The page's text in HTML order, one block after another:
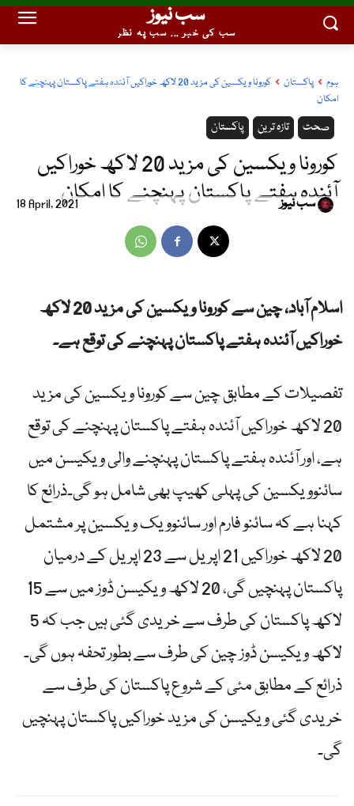
سب نیوز
سب کی خبر ... سب پہ نظر
ہوم پاکستان
کورونا ویکسین کی مزید 20 لاکھ خوراکیں آئندہ ہفتے پاکستان پہنچنے کا
امکان
پاکستان تازہ ترین صحت
کورونا ویکسین کی مزید 20 لاکھ خوراکیں
آئندہ ہفتے پاکستان پہنچنے کا امکان18 April, 2021 سب نیوز
اسلام آباد، چین سے کورونا ویکسین کی مزید 20 لاکھ
خوراکیں آئندہ ہفتے پاکستان پہنچنے کی توقع ہے۔
تفصیلات کے مطابق چین سے کورونا ویکسین کی مزید
20 لاکھ خوراکیں آئندہ ہفتے پاکستان پہنچنے کی توقع
ہے، اور آئندہ ہفتے پاکستان پہنچنے والی ویکیسن میں
سائنوویکسین کی پہلی کھیپ بھی شامل ہو گی۔ذرائع کا
کہنا ہے کہ سائنو فارم اور سائنوویک ویکسین پر مشتمل
20 لاکھ خوراکیں 21 اپریل سے 23 اپریل کے درمیان
پاکستان پہنچیں گی، 20 لاکھ ویکیسن ڈوز میں سے 15
لاکھ پاکستان کی طرف سے خریدی گئی ہیں جب کہ 5
لاکھ ویکیسن ڈوز چین کی طرف سے بطور تحفہ ہوں گی۔
ذرائع کے مطابق مئی کے شروع پاکستان کی طرف سے
خریدی گئی ویکیسن کی مزید خوراکیں پاکستان پہنچیں
گی۔